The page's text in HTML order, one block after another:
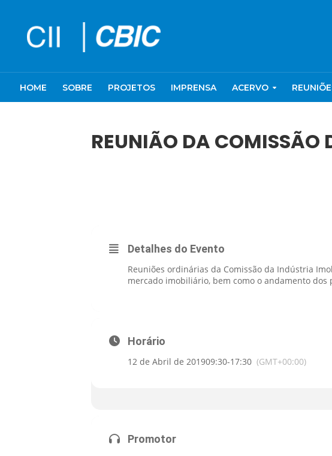
HOME SOBRE PROJETOS IMPRENSA ACERVO
REUNIÃO DA COMISSÃO
Detalhes do Evento
Reuniões ordinárias da Comissão da Indústria
mercado imobiliário, bem como o andamento dos
Horário
12 de Abril de 201909:30-17:30 (GMT+00:00)
Promotor